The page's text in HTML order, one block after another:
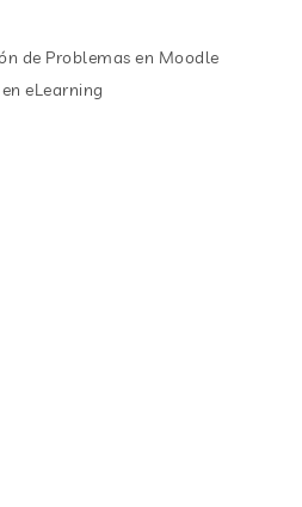
de Problemas en Moodle
eLearning